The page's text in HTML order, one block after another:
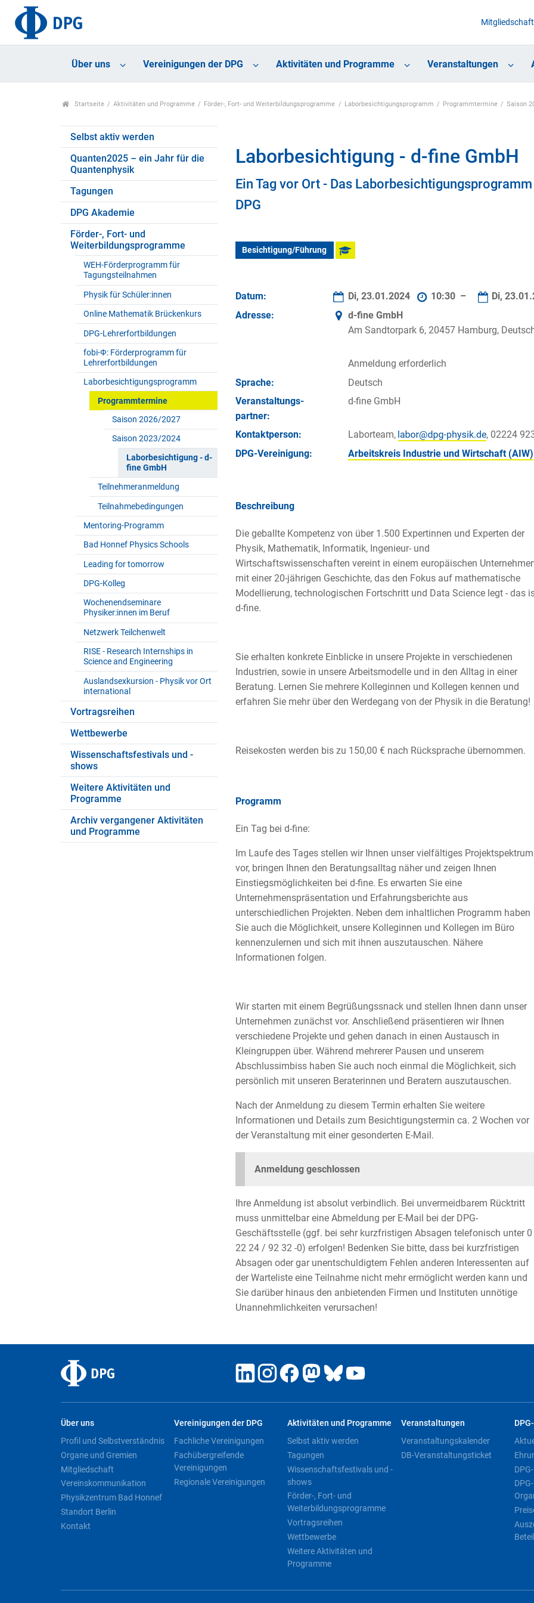
Mitgliedschaft
Über uns Vereinigungen der DPG Aktivitäten und Programme Veranstaltungen
Startseite Aktivitäten und Programme Förder-, Fort- und Weiterbildungsprogramme Laborbesichtigungsprogramm Programmtermine Saison
Selbst aktiv werden
Quanten2025 – ein Jahr für die
Quantenphysik
Tagungen
DPG Akademie
Förder-, Fort- und
Weiterbildungsprogramme
WEH-Förderprogramm für
Tagungsteilnahmen
Physik für Schüler:innen
Online Mathematik Brückenkurs
DPG-Lehrerfortbildungen
fobi-Ф: Förderprogramm für
Lehrerfortbildungen
Laborbesichtigungsprogramm
Programmtermine
Saison 2026/2027
Saison 2023/2024
Laborbesichtigung - d-
fine GmbH
Teilnehmeranmeldung
Teilnahmebedingungen
Mentoring-Programm
Bad Honnef Physics Schools
Leading for tomorrow
DPG-Kolleg
Wochenendseminare
Physiker:innen im Beruf
Netzwerk Teilchenwelt
RISE - Research Internships in
Science and Engineering
Auslandsexkursion - Physik vor Ort
international
Vortragsreihen
Wettbewerbe
Wissenschaftsfestivals und -
shows
Weitere Aktivitäten und
Programme
Archiv vergangener Aktivitäten
und Programme
Laborbesichtigung - d-fine GmbH
Ein Tag vor Ort - Das
DPG
Besichtigung/Führung
Datum: Di, 23.01.2024 10:30 –
Di,
Adresse:
d-fine GmbH
Am Sandtorpark 6, 20457 Hamburg,
Anmeldung erforderlich
Sprache:
Deutsch
Veran­staltungs­
partner:
d-fine GmbH
Kontakt­person: Laborteam,
, 02224
DPG-Vereinigung:
Arbeitskreis Industrie und Wirtschaft (AIW)
Beschreibung
Die geballte Kompetenz von über 1.500 Expertinnen und Experten der
Physik, Mathematik, Informatik, Ingenieur- und
Wirtschaftswissenschaften vereint in einem europäischen
mit einer 20-jährigen Geschichte, das den Fokus auf mathematische
Modellierung, technologischen Fortschritt und Data Science legt - das
d-fine.
Sie erhalten konkrete Einblicke in unsere Projekte in verschiedenen
Industrien, sowie in unsere Arbeitsmodelle und in den Alltag in einer
Beratung. Lernen Sie mehrere Kolleginnen und Kollegen kennen und
erfahren Sie mehr über den Werdegang von der Physik in die Beratung!
Reisekosten werden bis zu 150,00 € nach Rücksprache übernommen.
Programm
Ein Tag bei d-fine:
Im Laufe des Tages stellen wir Ihnen unser vielfältiges Projektspektrum
vor, bringen Ihnen den Beratungsalltag näher und zeigen Ihnen
Einstiegsmöglichkeiten bei d-fine. Es erwarten Sie eine
Unternehmenspräsentation und Erfahrungsberichte aus
unterschiedlichen Projekten. Neben dem inhaltlichen Programm haben
Sie auch die Möglichkeit, unsere Kolleginnen und Kollegen im Büro
kennenzulernen und sich mit ihnen auszutauschen. Nähere
Informationen folgen.
Wir starten mit einem Begrüßungssnack und stellen Ihnen dann unser
Unternehmen zunächst vor. Anschließend präsentieren wir Ihnen
verschiedene Projekte und gehen danach in einen Austausch in
Kleingruppen über. Während mehrerer Pausen und unserem
Abschlussimbiss haben Sie auch noch einmal die Möglichkeit, sich
persönlich mit unseren Beraterinnen und Beratern auszutauschen.
Nach der Anmeldung zu diesem Termin erhalten Sie weitere
Informationen und Details zum Besichtigungstermin ca. 2 Wochen vor
der Veranstaltung mit einer gesonderten E-Mail.
Anmeldung geschlossen
Ihre Anmeldung ist absolut verbindlich. Bei unvermeidbarem Rücktritt
muss unmittelbar eine Abmeldung per E-Mail bei der DPG-
Geschäftsstelle (ggf. bei sehr kurzfristigen Absagen telefonisch unter 0
22 24 / 92 32 -0) erfolgen! Bedenken Sie bitte, dass bei kurzfristigen
Absagen oder gar unentschuldigtem Fehlen anderen Interessenten auf
der Warteliste eine Teilnahme nicht mehr ermöglicht werden kann und
Sie darüber hinaus den anbietenden Firmen und Instituten unnötige
Unannehmlichkeiten verursachen!
Über uns
Profil und Selbstverständnis
Organe und Gremien
Mitgliedschaft
Vereinskommunikation
Physikzentrum Bad Honnef
Standort Berlin
Kontakt
Vereinigungen der DPG
Fachliche Vereinigungen
Fachübergreifende
Vereinigungen
Regionale Vereinigungen
Aktivitäten und Programme
Selbst aktiv werden
Tagungen
Wissenschaftsfestivals und -
shows
Förder-, Fort- und
Weiterbildungsprogramme
Vortragsreihen
Wettbewerbe
Weitere Aktivitäten und
Programme
Veranstaltungen
Veranstaltungskalender
DB-Veranstaltungsticket